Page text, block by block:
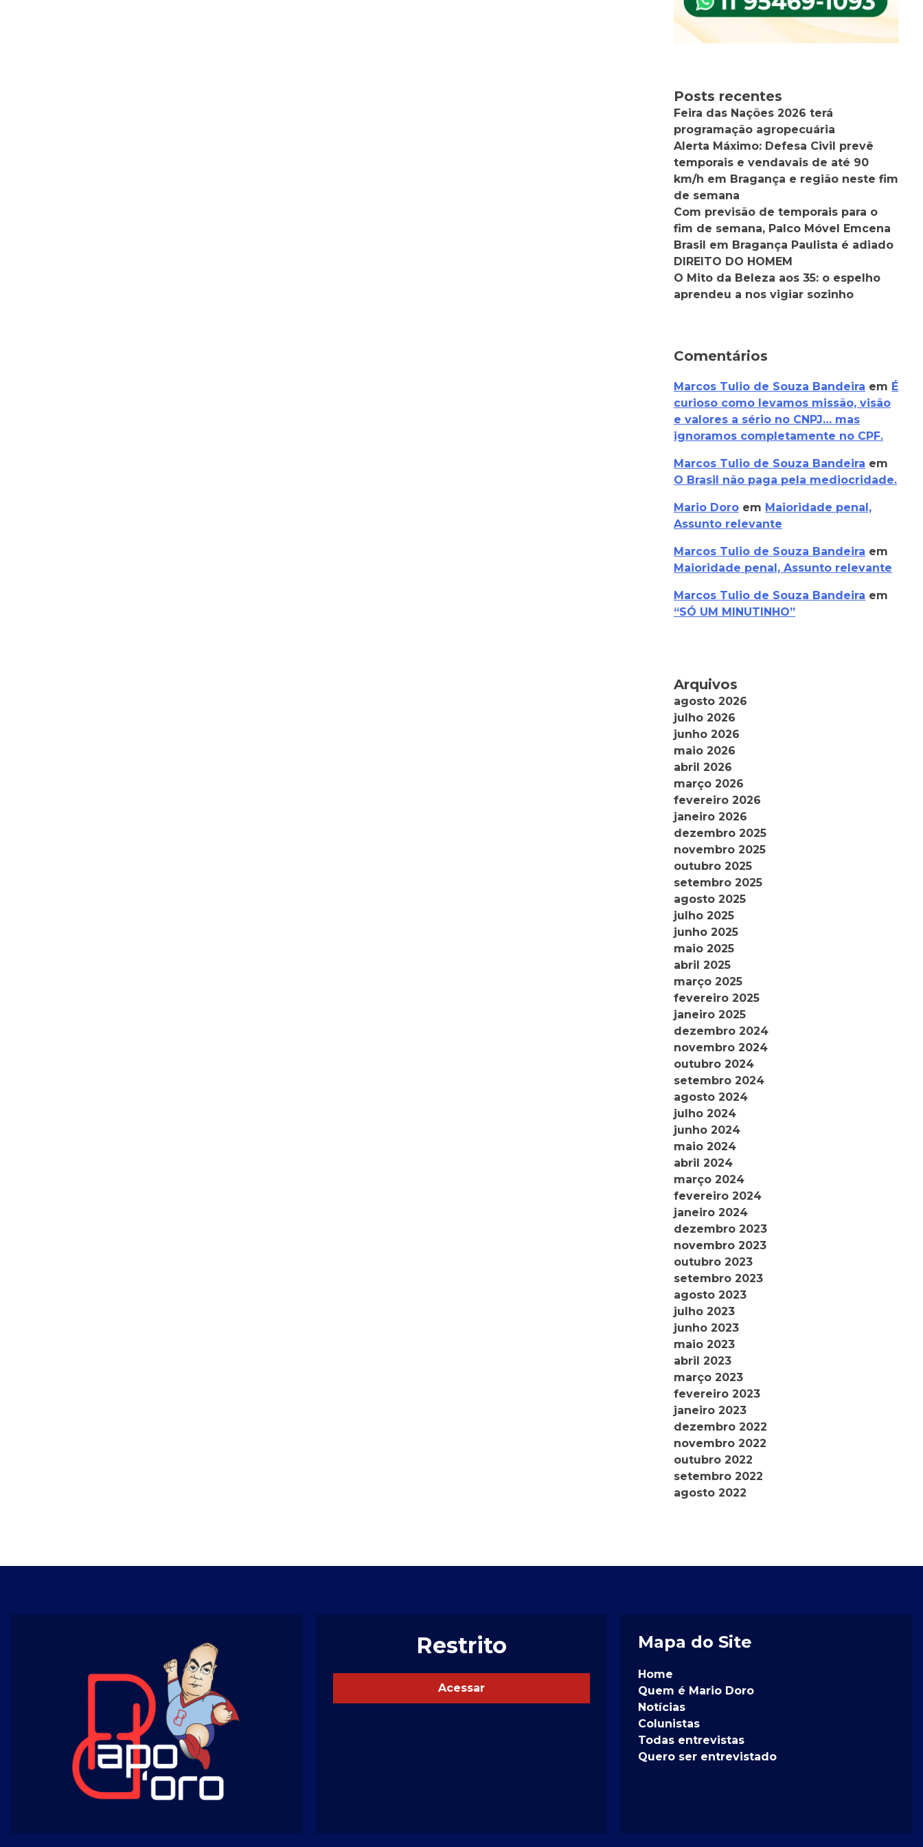
Posts recentes
Feira das Nações 2026 terá
programação agropecuária
Alerta Máximo: Defesa Civil prevê
temporais e vendavais de até 90
km/h em Bragança e região neste fim
de semana
Com previsão de temporais para o
fim de semana, Palco Móvel Emcena
Brasil em Bragança Paulista é adiado
DIREITO DO HOMEM
O Mito da Beleza aos 35: o espelho
aprendeu a nos vigiar sozinho
Comentários
Marcos Tulio de Souza Bandeira em É
curioso como levamos missão, visão
e valores a sério no CNPJ… mas
ignoramos completamente no CPF.
Marcos Tulio de Souza Bandeira em
O Brasil não paga pela mediocridade.
Mario Doro em Maioridade penal,
Assunto relevante
Marcos Tulio de Souza Bandeira em
Maioridade penal, Assunto relevante
Marcos Tulio de Souza Bandeira em
“SÓ UM MINUTINHO”
Arquivos
agosto 2026
julho 2026
junho 2026
maio 2026
abril 2026
março 2026
fevereiro 2026
janeiro 2026
dezembro 2025
novembro 2025
outubro 2025
setembro 2025
agosto 2025
julho 2025
junho 2025
maio 2025
abril 2025
março 2025
fevereiro 2025
janeiro 2025
dezembro 2024
novembro 2024
outubro 2024
setembro 2024
agosto 2024
julho 2024
junho 2024
maio 2024
abril 2024
março 2024
fevereiro 2024
janeiro 2024
dezembro 2023
novembro 2023
outubro 2023
setembro 2023
agosto 2023
julho 2023
junho 2023
maio 2023
abril 2023
março 2023
fevereiro 2023
janeiro 2023
dezembro 2022
novembro 2022
outubro 2022
setembro 2022
agosto 2022
Restrito
Acessar
Mapa do Site
Home
Quem é Mario Doro
Notícias
Colunistas
Todas entrevistas
Quero ser entrevistado